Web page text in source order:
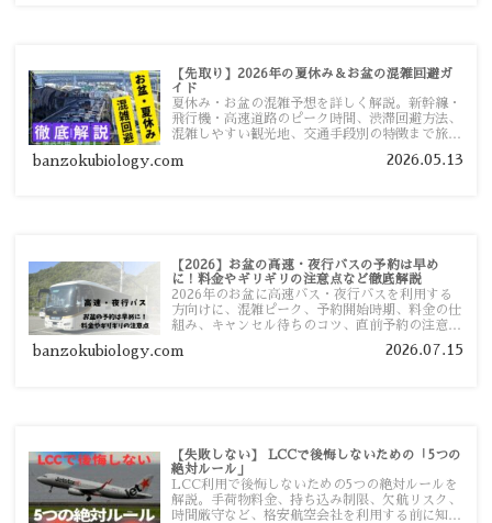
【先取り】2026年の夏休み＆お盆の混雑回避ガ
イド
夏休み・お盆の混雑予想を詳しく解説。新幹線・
飛行機・高速道路のピーク時間、渋滞回避方法、
混雑しやすい観光地、交通手段別の特徴まで旅行
banzokubiology.com 2026.05.13
【2026】お盆の高速・夜行バスの予約は早め
に！料金やギリギリの注意点など徹底解説
2026年のお盆に高速バス・夜行バスを利用する
方向けに、混雑ピーク、予約開始時期、料金の仕
組み、キャンセル待ちのコツ、直前予約の注意点
banzokubiology.com 2026.07.15
【失敗しない】 LCCで後悔しないための「5つの
絶対ルール」
LCC利用で後悔しないための5つの絶対ルールを
解説。手荷物料金、持ち込み制限、欠航リスク、
時間厳守など、格安航空会社を利用する前に知っ